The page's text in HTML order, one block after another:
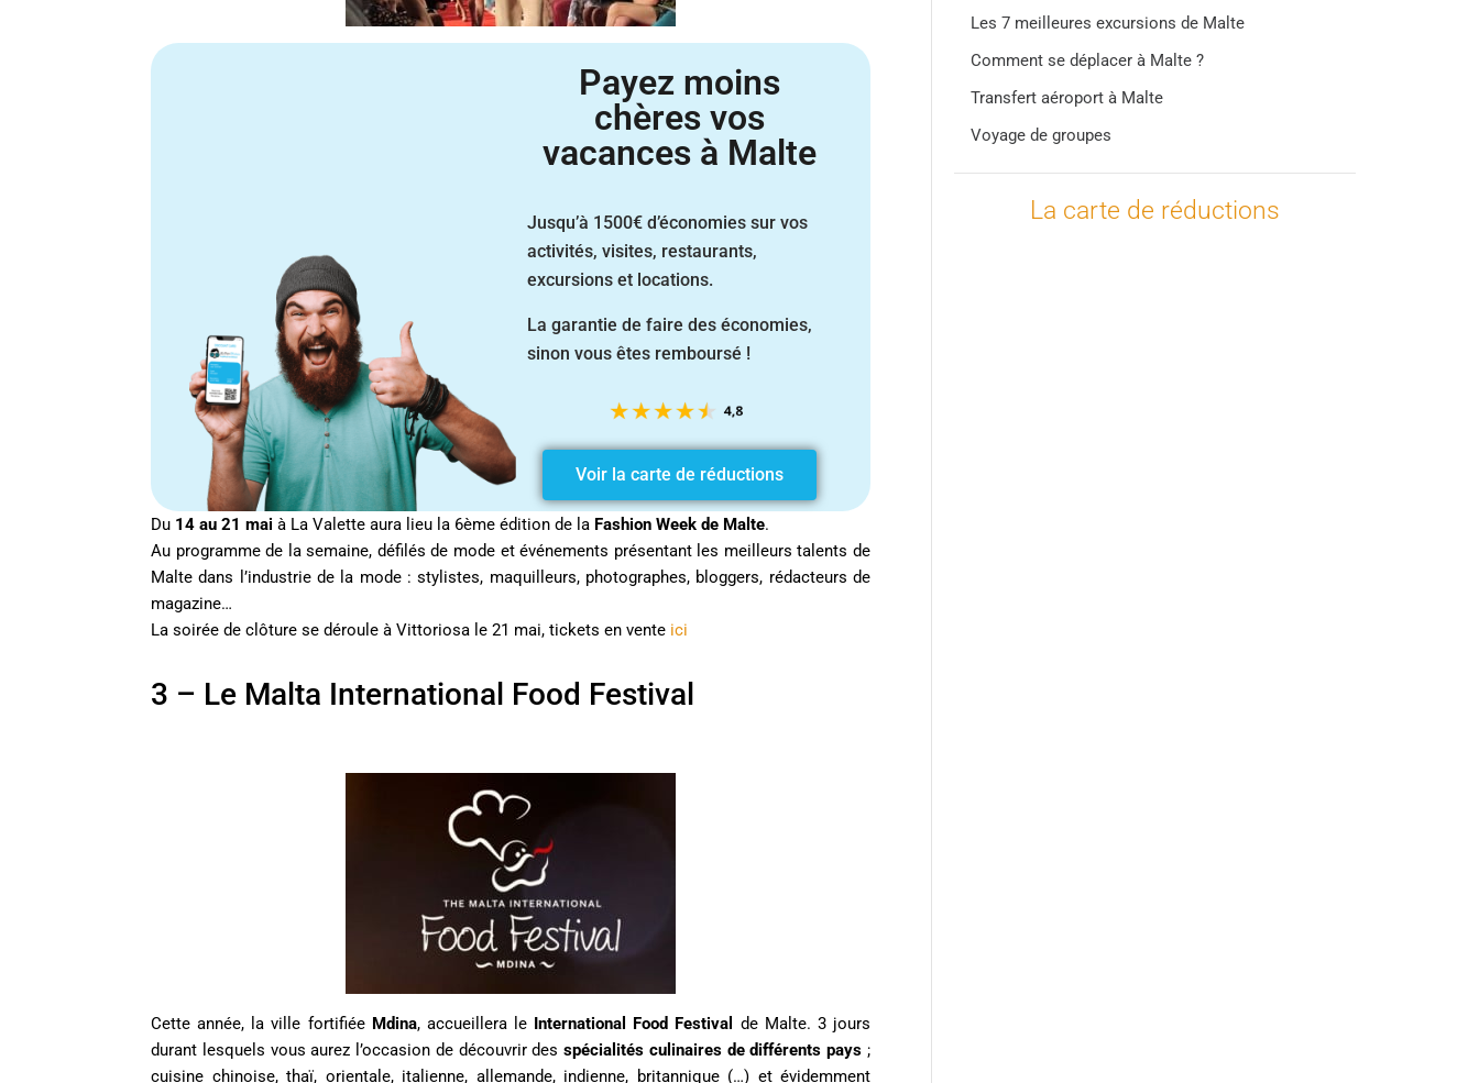
Payez moins
chères vos
vacances à Malte
Jusqu’à 1500€ d’économies sur vos
activités, visites, restaurants,
excursions et locations.
La garantie de faire des économies,
sinon vous êtes remboursé !
Voir la carte de réductions
Du 14 au 21 mai à La Valette aura lieu la 6ème édition de la Fashion Week de Malte.
Au programme de la semaine, défilés de mode et événements présentant les meilleurs talents de
Malte dans l’industrie de la mode : stylistes, maquilleurs, photographes, bloggers, rédacteurs de
magazine…
La soirée de clôture se déroule à Vittoriosa le 21 mai, tickets en vente ici
3 – Le Malta International Food Festival
Cette année, la ville fortifiéeMdina, accueillera le International Food Festival
de Malte. 3 jours
durant lesquels vous aurez l’occasion de découvrir desspécialités culinaires de différents pays ;
cuisine chinoise, thaï, orientale, italienne, allemande, indienne, britannique (…) et évidemment
Les 7 meilleures excursions de Malte
Comment se déplacer à Malte ?
Transfert aéroport à Malte
Voyage de groupes
La carte de réductions